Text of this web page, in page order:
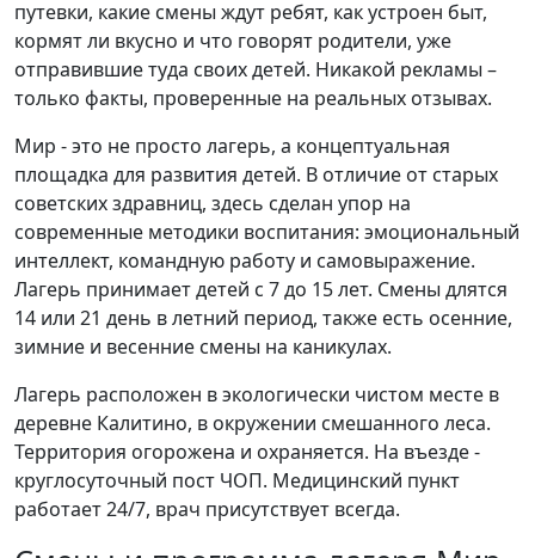
путевки, какие смены ждут ребят, как устроен быт,
кормят ли вкусно и что говорят родители, уже
отправившие туда своих детей. Никакой рекламы –
только факты, проверенные на реальных отзывах.
Мир - это не просто лагерь, а концептуальная
площадка для развития детей. В отличие от старых
советских здравниц, здесь сделан упор на
современные методики воспитания: эмоциональный
интеллект, командную работу и самовыражение.
Лагерь принимает детей с 7 до 15 лет. Смены длятся
14 или 21 день в летний период, также есть осенние,
зимние и весенние смены на каникулах.
Лагерь расположен в экологически чистом месте в
деревне Калитино, в окружении смешанного леса.
Территория огорожена и охраняется. На въезде -
круглосуточный пост ЧОП. Медицинский пункт
работает 24/7, врач присутствует всегда.